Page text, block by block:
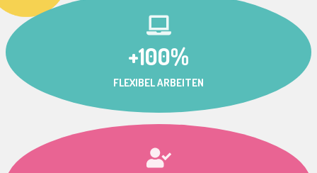
+100%
FLEXIBEL ARBEITEN